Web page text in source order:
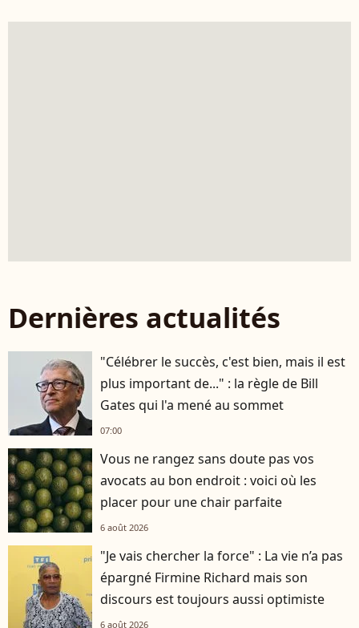
Dernières actualités
"Célébrer le succès, c'est bien, mais il est
plus important de..." : la règle de Bill
Gates qui l'a mené au sommet
07:00
Vous ne rangez sans doute pas vos
avocats au bon endroit : voici où les
placer pour une chair parfaite
6 août 2026
"Je vais chercher la force" : La vie n’a pas
épargné Firmine Richard mais son
discours est toujours aussi optimiste
6 août 2026